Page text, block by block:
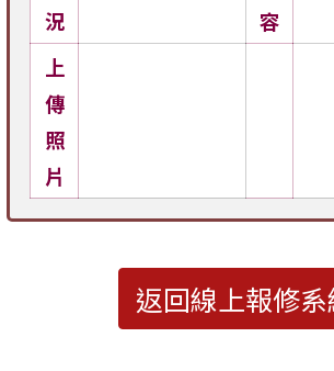
況
容
上
傳
照
片
返回線上報修